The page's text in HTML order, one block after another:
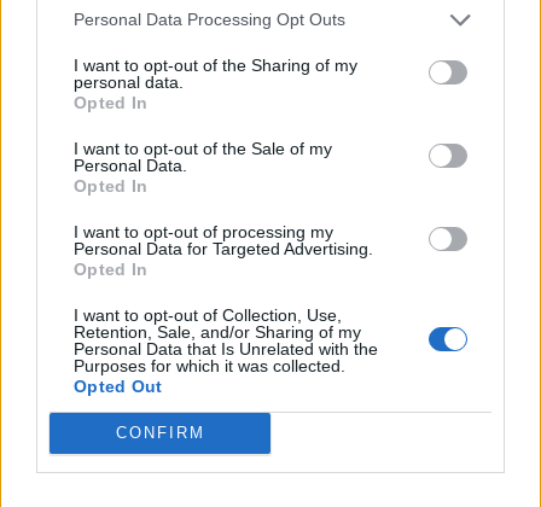
Personal Data Processing Opt Outs
I want to opt-out of the Sharing of my
personal data.
Opted In
I want to opt-out of the Sale of my
Personal Data.
Opted In
I want to opt-out of processing my
Personal Data for Targeted Advertising.
Opted In
I want to opt-out of Collection, Use,
Retention, Sale, and/or Sharing of my
Personal Data that Is Unrelated with the
Purposes for which it was collected.
Opted Out
CONFIRM
Ψηφιακός πόλεμος και αλήθεια υπό
πολιορκία
04.05.26
Η αλήθεια δοκιμάζεται, ποια αναχώματα οφείλουμε να
δημιουργήσουμε για να μη μας παρασύρει η λαίλαπα του
ψηφιακού πολέμου.